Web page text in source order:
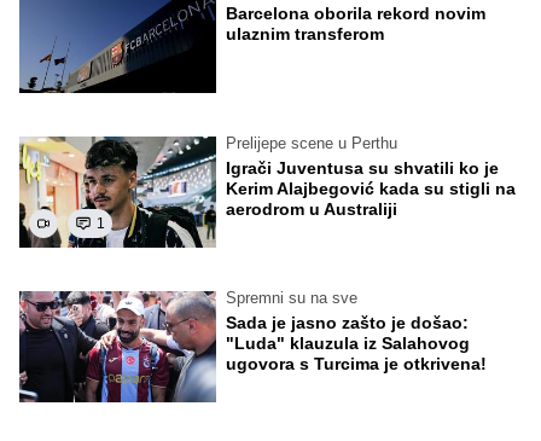
Barcelona oborila rekord novim
ulaznim transferom
1
Prelijepe scene u Perthu
Igrači Juventusa su shvatili ko je
Kerim Alajbegović kada su stigli na
aerodrom u Australiji
Spremni su na sve
Sada je jasno zašto je došao:
"Luda" klauzula iz Salahovog
ugovora s Turcima je otkrivena!